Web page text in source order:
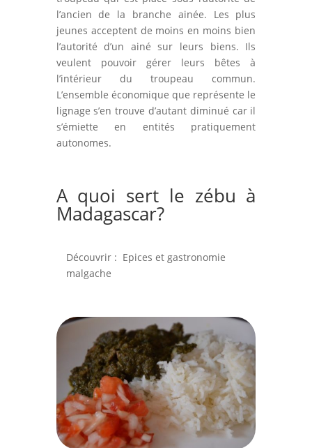
l’ancien de la branche ainée. Les plus
jeunes acceptent de moins en moins bien
l’autorité d’un ainé sur leurs biens. Ils
veulent pouvoir gérer leurs bêtes à
l’intérieur du troupeau commun.
L’ensemble économique que représente le
lignage s’en trouve d’autant diminué car il
s’émiette en entités pratiquement
autonomes.
A quoi sert le zébu à
Madagascar?
Découvrir : Epices et gastronomie
malgache